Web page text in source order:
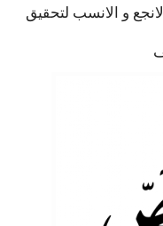
و الانسب لتحقيق